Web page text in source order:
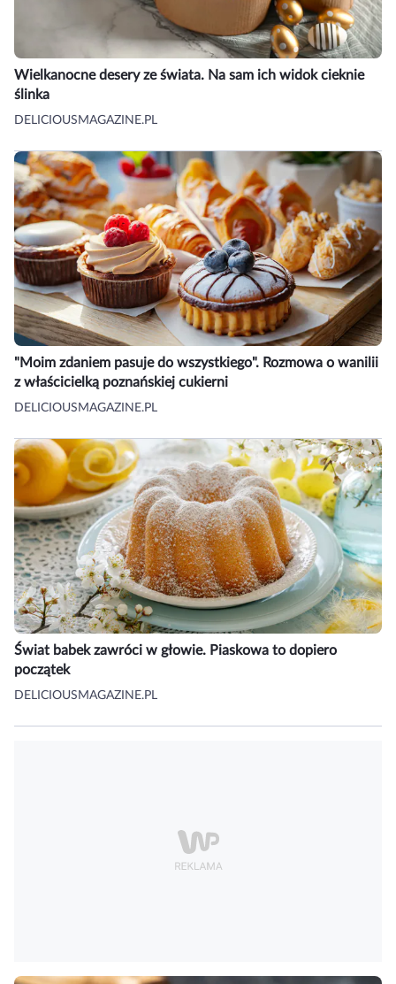
Wielkanocne desery ze świata. Na sam ich widok cieknie
ślinka
DELICIOUSMAGAZINE.PL
"Moim zdaniem pasuje do wszystkiego". Rozmowa o wanilii
z właścicielką poznańskiej cukierni
DELICIOUSMAGAZINE.PL
Świat babek zawróci w głowie. Piaskowa to dopiero
początek
DELICIOUSMAGAZINE.PL